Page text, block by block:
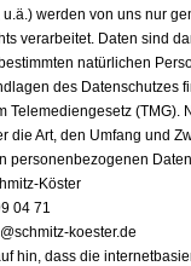
u.ä.) werden von uns nur
verarbeitet. Daten sind
natürlichen
des Datenschutzes
Telemediengesetz
die Art, den Umfang und
personenbezogenen
Köster
04 71
koester.de
hin, dass die